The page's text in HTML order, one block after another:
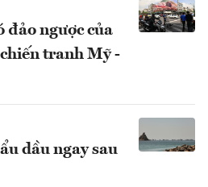
đảo ngược của
tranh Mỹ -
dầu ngay sau